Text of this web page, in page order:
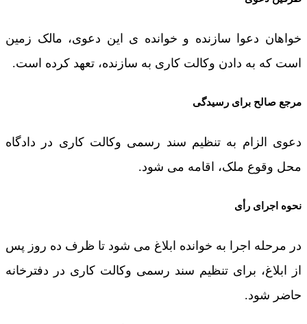
خواهان دعوا سازنده و خوانده ی این دعوی، مالک زمین
است که به دادن وکالت کاری به سازنده، تعهد کرده است.
مرجع صالح برای رسیدگی
دعوی الزام به تنظیم سند رسمی وکالت کاری در دادگاه
محل وقوع ملک، اقامه می شود.
نحوه اجرای رأی
در مرحله اجرا به خوانده ابلاغ می شود تا ظرف ده روز پس
از ابلاغ، برای تنظیم سند رسمی وکالت کاری در دفترخانه
حاضر شود.